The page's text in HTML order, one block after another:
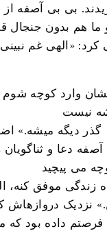
بی بی آصفه از
هم بدون جنجال
«الهی غم
وارد کوچه
نیست
دیگه میشه.»
دعا و
می پیچید
نزدیک دروازهاش
داده بود که